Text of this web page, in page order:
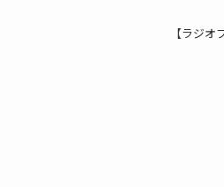
【ラジ